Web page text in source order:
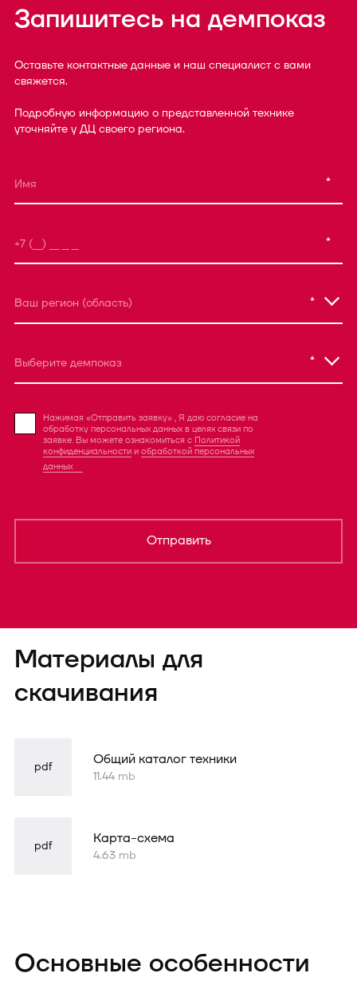
Запишитесь на демпоказ
Оставьте контактные данные и наш специалист с вами
свяжется.
Подробную информацию о представленной технике
уточняйте у ДЦ своего региона.
*
*
Ваш регион (область) *
Выберите демпоказ *
Нажимая «Отправить заявку» , Я даю согласие на
обработку персональных данных в целях связи по
заявке. Вы можете ознакомиться с Политикой
конфиденциальности и обработкой персональных
данных
Отправить
Форма
успешно
отправлена
Материалы для
скачивания
pdf Общий каталог техники
11.44 mb
pdf Карта-схема
4.63 mb
Основные особенности